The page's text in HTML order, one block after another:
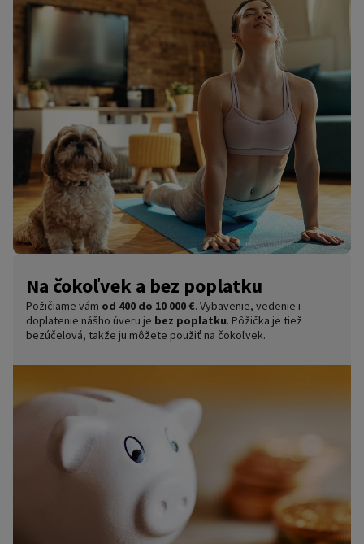
Na čokoľvek a bez poplatku
Požičiame vám od 400 do 10 000 €. Vybavenie, vedenie i
doplatenie nášho úveru je bez poplatku. Pôžička je tiež
bezúčelová, takže ju môžete použiť na čokoľvek.